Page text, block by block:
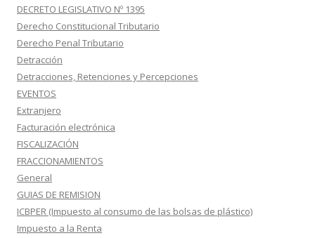
DECRETO LEGISLATIVO Nº 1395
Derecho Constitucional Tributario
Derecho Penal Tributario
Detracción
Detracciones, Retenciones y Percepciones
EVENTOS
Extranjero
Facturación electrónica
FISCALIZACIÓN
FRACCIONAMIENTOS
General
GUIAS DE REMISION
ICBPER (Impuesto al consumo de las bolsas de plástico)
Impuesto a la Renta